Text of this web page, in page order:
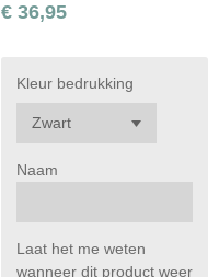
€ 36,95
Kleur bedrukking
Naam
Laat het me weten
wanneer dit product weer